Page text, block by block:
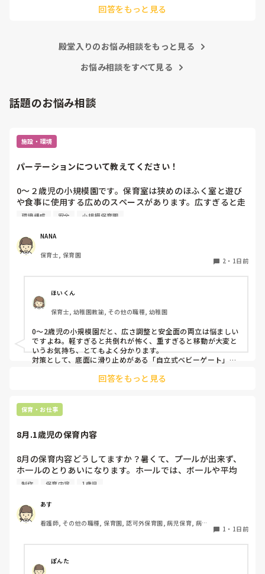
回答をもっと見る
殿堂入りのお悩み相談をもっと見る
お悩み相談をすべて見る
話題のお悩み相談
施設・環境
パーテーションについて教えてください！
0〜２歳児の小規模園です。保育室は狭めのほふく室と遊び
や食事に使用する広めのスペースがあります。広すぎると走
り回ったりして落ち着かないので、活動によってパーテーシ
うな素材で軽いので、ちょっと体が当たると倒れたり、つか
まり立ちが不安定な子にとっては共倒れになったりで危険で
す。かと言って固定してしまうと活動によって柔軟に移動す
しっかりした重いものを置いていましたが、移動が大変で使
い勝手が悪く、子どもがぶつかって倒れた時に怖い思いをし
ました。
皆さんの園ではどんなもので工夫されていますか？
環境構成 安全 小規模保育園
NANA
保育士, 保育園
2 ・ 1日前
ほいくん
保育士, 幼稚園教諭, その他の職種, 幼稚園
0〜2歳児の小規模園だと、広さ調整と安全面の両立は悩ましい
ですよね。軽すぎると共倒れが怖く、重すぎると移動が大変と
いうお気持ち、とてもよく分かります。
対策として、底面に滑り止めがある「自立式ベビーゲート」な
た、ストッパー付きキャスターをつけたロー棚を仕切りにすれ
り、脚元に水入りペットボトルなどの重りを付けて補強してみ
てくださいね。安全で使いやすい方法が見つかるよう応援して
回答をもっと見る
保育・お仕事
8月.1歳児の保育内容
8月の保育内容どうしてますか？暑くて、プ一ルが出来ず、
ホ一ルのとりあいになります。ホ一ルでは、ボ一ルや平均
台、風船で遊んでいます。製作で、うちわや望遠鏡や風鈴🎐
クラスです、玩具で遊ばせながら、何人かずつよんで、やっ
ています。何か、いいアイデアや、工夫など、何でもいいの
で、教えて下さい。
制作 保育内容 1歳児
あす
看護師, その他の職種, 保育園, 認可外保育園, 病児保育, 病院
1 ・ 1日前
ぽんた